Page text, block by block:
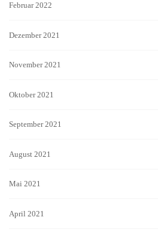
Februar 2022
Dezember 2021
November 2021
Oktober 2021
September 2021
August 2021
Mai 2021
April 2021